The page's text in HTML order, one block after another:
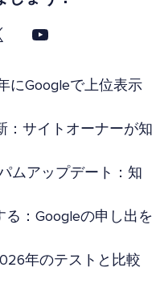
にGoogleで上位表示
：サイトオーナーが知
ムアップデート：知
：Googleの申し出を
年のテストと比較